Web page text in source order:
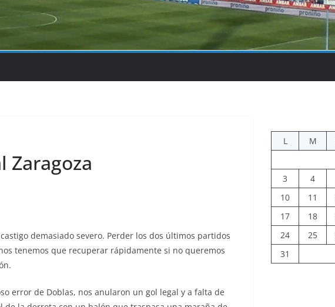
Zaragoza
demasiado severo. Perder los dos últimos partidos
tenemos que recuperar rápidamente si no queremos
error de Doblas, nos anularon un gol legal y a falta de
L
M
3
4
10
11
17
18
24
25
31